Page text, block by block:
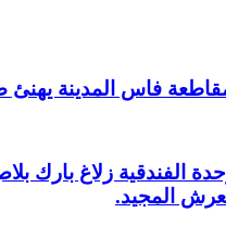
يهنئ صاحب الجلالة
الفندقية زلاغ
المجيد.